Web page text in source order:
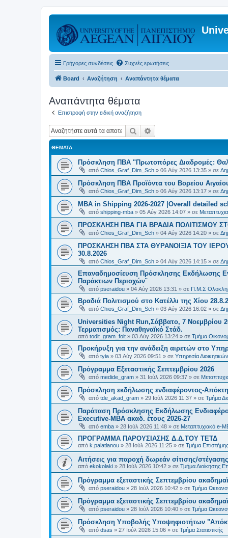
Γρήγορες συνδέσεις Συχνές ερωτήσεις
Board Αναζήτηση Αναπάντητα θέματα
Αναπάντητα θέματα
Επιστροφή στην ειδική αναζήτηση
Αναζήτηση
ΘΈΜΑΤΑ
Πρόσκληση ΠΒΑ "Πρωτοπόρες Διαδρομές:
από Chios_Graf_Dim_Sch » 06 Αύγ 2026 13:35 » σε
Πρόσκληση ΠΒΑ Προϊόντα του Βορείου
από Chios_Graf_Dim_Sch » 06 Αύγ 2026 13:17 » σε
MBA in Shipping 2026-2027 |Overall detailed
από shipping-mba » 05 Αύγ 2026 14:07 » σε
ΠΡΟΣΚΛΗΣΗ ΠΒΑ ΓΙΑ ΒΡΑΔΙΑ ΠΟΛΙΤΙΣΜΟΥ
από Chios_Graf_Dim_Sch » 04 Αύγ 2026 14:20 » σε
ΠΡΟΣΚΛΗΣΗ ΠΒΑ ΣΤΑ ΘΥΡΑΝΟΙΞΙΑ ΤΟΥ
30.8.2026
από Chios_Graf_Dim_Sch » 04 Αύγ 2026 14:15 » σε
Επαναδημοσίευση Πρόσκλησης Εκδήλωσης
Παράκτιων Περιοχών¨
από pseraidou » 04 Αύγ 2026 13:31 » σε Π.Μ.Σ
Βραδιά Πολιτισμού στο Κατέλλι της Χίου
από Chios_Graf_Dim_Sch » 03 Αύγ 2026 16:02 » σε
Universities Night Run,Σάββατο, 7 Νοεμβρίου
Τερματισμός: Παναθηναϊκό Στάδ.
από todit_gram_foit » 03 Αύγ 2026 13:24 » σε Τμήμα
Προκήρυξη για την ανάδειξη αιρετών στο
από tyia » 03 Αύγ 2026 09:51 » σε Υπηρεσία
Πρόγραμμα Εξεταστικής Σεπτεμβρίου 2026
από medide_gram » 31 Ιούλ 2026 09:37 » σε
Πρόσκληση εκδήλωσης ενδιαφέροντος-
από tde_akad_gram » 29 Ιούλ 2026 11:37 » σε Τμήμα
Παράταση Πρόσκλησης Εκδήλωσης
Executive-MBΑ ακαδ. έτους 2026-27
από emba » 28 Ιούλ 2026 11:48 » σε Μεταπτυχιακό e-
ΠΡΟΓΡΑΜΜΑ ΠΑΡΟΥΣΙΑΣΗΣ Δ.Δ.ΤΟΥ ΤΕΤΔ
από k.palatianou » 28 Ιούλ 2026 11:25 » σε Τμήμα
Αιτήσεις για παροχή δωρεάν σίτισης/
από ekokolaki » 28 Ιούλ 2026 10:42 » σε Τμήμα Διοίκησης
Πρόγραμμα εξεταστικής Σεπτεμβρίου
από pseraidou » 28 Ιούλ 2026 10:42 » σε Τμήμα
Πρόγραμμα εξεταστικής Σεπτεμβρίου
από pseraidou » 28 Ιούλ 2026 10:40 » σε Τμήμα
Πρόσκληση Υποβολής Υποψηφιοτήτων
από dsas » 27 Ιούλ 2026 15:06 » σε Τμήμα Στατιστικής